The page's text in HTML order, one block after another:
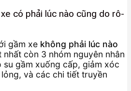
có phải lúc nào cũng do rô-
gầm xe không phải lúc nào
nhất còn 3 nhóm nguyên nhân
su gầm xuống cấp, giảm xóc
và các chi tiết truyền